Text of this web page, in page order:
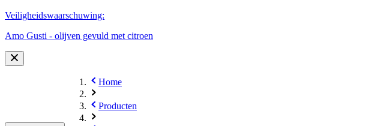
Veiligheidswaarschuwing:
Amo Gusti - olijven gevuld met citroen
Home
Producten